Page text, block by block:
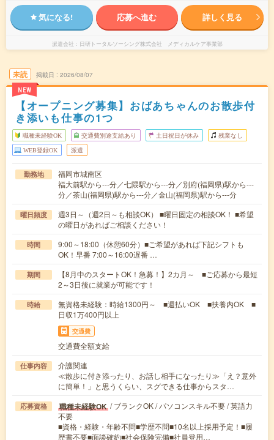
気になる! 応募へ進む 詳しく見る
派遣会社 日研トータルソーシング株式会社 メディカルケア事業部
未読
NEW
掲載日 2026/08/07
【オープニング募集】おばあちゃんのお散歩付
き添いも仕事の1つ
職種未経験OK 交通費別途支給あり 土日祝日が休み 残業なし
WEB登録OK 派遣
勤務地
福岡市城南区
福大前駅から---分／七隈駅から---分／別府(福岡県)駅から---
分／茶山(福岡県)駅から---分／金山(福岡県)駅から---分
曜日頻度
週3日～（週2日～も相談OK） ■曜日固定の相談OK！ ■希望
の曜日があればご相談ください！
時間
9:00～18:00（休憩60分）■ご希望があれば下記シフトも
OK！早番 7:00～16:00遅番 …
期間
【8月中のスタートOK！急募！】2カ月～ ■ご応募から最短
2～3日後に就業が可能です！
時給
無資格未経験：時給1300円～ ■週払いOK ■扶養内OK ■
日収1万400円以上
交通費
交通費全額支給
仕事内容
介護関連
≪散歩に付き添ったり、お話し相手になったり≫「え？意外
に簡単！」と思うくらい、スグできる仕事からスタ…
応募資格 職種未経験OK / ブランクOK / パソコンスキル不要 / 英語力
不要
■資格・経験・年齢不問■学歴不問■10名以上採用予定！■履
歴書不要■面談確約■社会保険完備■社員登用…